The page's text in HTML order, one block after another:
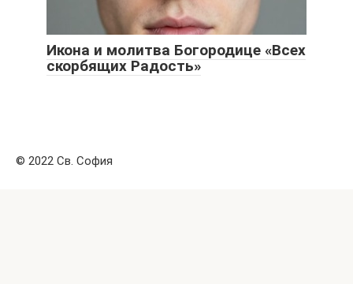
Икона и молитва Богородице «Всех
скорбящих Радость»
© 2022 Св. София